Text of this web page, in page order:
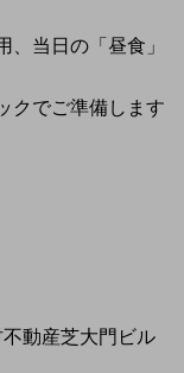
当日の「昼食」
でご準備します
動産芝大門ビル